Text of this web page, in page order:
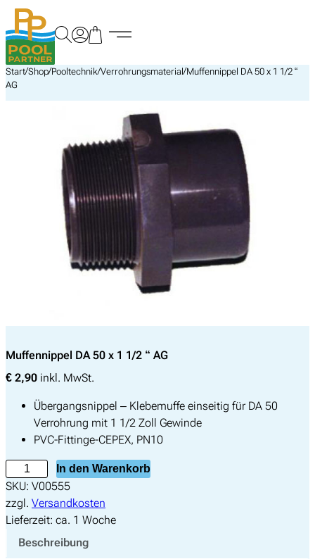
Zum
Inhalt
springen
Start/Shop/Pooltechnik/Verrohrungsmaterial/Muffennippel DA 50 x 1 1/2 “
AG
Muffennippel DA 50 x 1 1/2 “ AG
€ 2,90 inkl. MwSt.
Übergangsnippel – Klebemuffe einseitig für DA 50
Verrohrung mit 1 1/2 Zoll Gewinde
PVC-Fittinge-CEPEX, PN10
u
f
f
In den Warenkorb
SKU: V00555
zzgl. Versandkosten
Lieferzeit: ca. 1 Woche
Beschreibung